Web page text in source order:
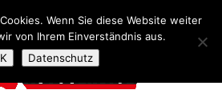
Wenn Sie diese Website weiter
von Ihrem Einverständnis aus.
Datenschutz